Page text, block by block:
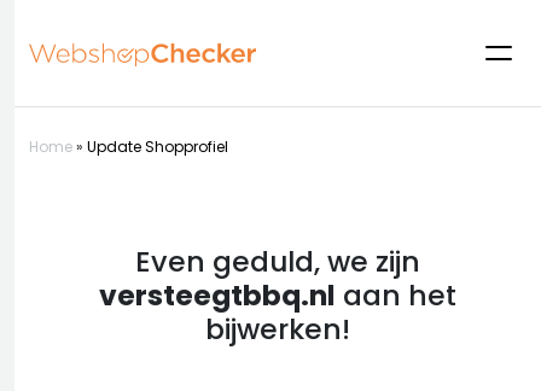
Home» Update Shopprofiel
Even geduld, we zijn
versteegtbbq.nl aan het
bijwerken!